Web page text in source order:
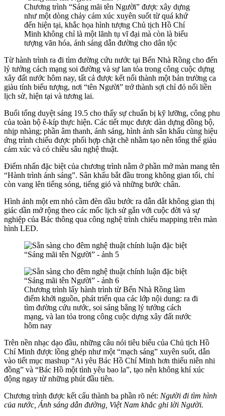
Chương trình “Sáng mãi tên Người” được xây dựng
như một dòng chảy cảm xúc xuyên suốt từ quá khứ
đến hiện tại, khắc họa hình tượng Chủ tịch Hồ Chí
Minh không chỉ là một lãnh tụ vĩ đại mà còn là biểu
tượng văn hóa, ánh sáng dẫn đường cho dân tộc
Từ hành trình ra đi tìm đường cứu nước tại Bến Nhà Rồng cho đến
lý tưởng cách mạng soi đường và sự lan tỏa trong công cuộc dựng
xây đất nước hôm nay, tất cả được kết nối thành một bản trường ca
giàu tính biểu tượng, nơi “tên Người” trở thành sợi chỉ đỏ nối liền
lịch sử, hiện tại và tương lai.
Buổi tổng duyệt sáng 19.5 cho thấy sự chuẩn bị kỹ lưỡng, công phu
của toàn bộ ê-kíp thực hiện. Các tiết mục được dàn dựng đồng bộ,
nhịp nhàng; phần âm thanh, ánh sáng, hình ảnh sân khấu cùng hiệu
ứng trình chiếu được phối hợp chặt chẽ nhằm tạo nên tổng thể giàu
cảm xúc và có chiều sâu nghệ thuật.
Điểm nhấn đặc biệt của chương trình nằm ở phần mở màn mang tên
“Hành trình ánh sáng”. Sân khấu bắt đầu trong không gian tối, chỉ
còn vang lên tiếng sóng, tiếng gió và những bước chân.
Hình ảnh một em nhỏ cầm đèn dầu bước ra dẫn dắt không gian thị
giác dần mở rộng theo các mốc lịch sử gắn với cuộc đời và sự
nghiệp của Bác thông qua công nghệ trình chiếu mapping trên màn
hình LED.
Chương trình lấy hành trình từ Bến Nhà Rồng làm
điểm khởi nguồn, phát triển qua các lớp nội dung: ra đi
tìm đường cứu nước, soi sáng bằng lý tưởng cách
mạng, và lan tỏa trong công cuộc dựng xây đất nước
hôm nay
Trên nền nhạc dạo đầu, những câu nói tiêu biểu của Chủ tịch Hồ
Chí Minh được lồng ghép như một “mạch sáng” xuyên suốt, dẫn
vào tiết mục mashup “Ai yêu Bác Hồ Chí Minh hơn thiếu niên nhi
đồng” và “Bác Hồ một tình yêu bao la”, tạo nên không khí xúc
động ngay từ những phút đầu tiên.
Chương trình được kết cấu thành ba phần rõ nét: Người đi tìm hình
của nước, Ánh sáng dẫn đường, Việt Nam khắc ghi lời Người.